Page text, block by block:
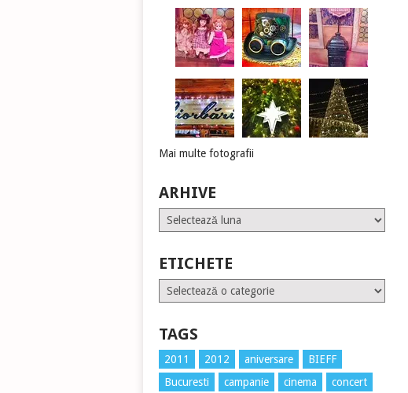
Mai multe fotografii
ARHIVE
Arhive
ETICHETE
Etichete
TAGS
2011 2012 aniversare
BIEFF
Bucuresti
campanie cinema
concert